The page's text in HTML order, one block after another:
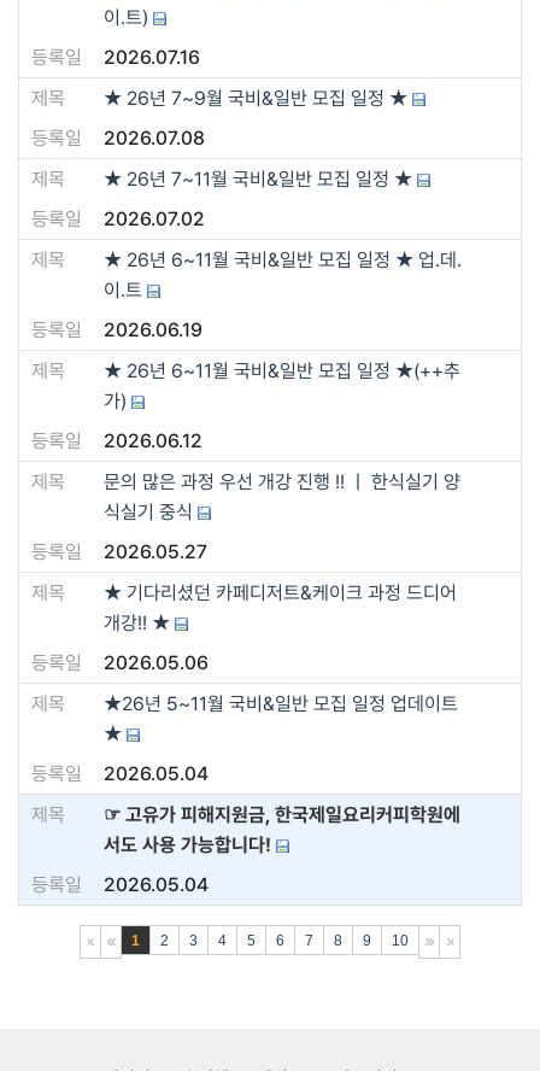
이.트)
2026.07.16
★ 26년 7~9월 국비&일반 모집 일정 ★
2026.07.08
★ 26년 7~11월 국비&일반 모집 일정 ★
2026.07.02
★ 26년 6~11월 국비&일반 모집 일정 ★ 업.데.
이.트
2026.06.19
★ 26년 6~11월 국비&일반 모집 일정 ★(++추
가)
2026.06.12
문의 많은 과정 우선 개강 진행 !! ㅣ 한식실기 양
식실기 중식
2026.05.27
★ 기다리셨던 카페디저트&케이크 과정 드디어
개강!! ★
2026.05.06
★26년 5~11월 국비&일반 모집 일정 업데이트
★
2026.05.04
☞ 고유가 피해지원금, 한국제일요리커피학원에
서도 사용 가능합니다!
2026.05.04
1 2 3 4 5 6 7 8 9 10